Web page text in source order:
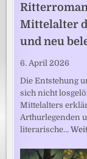
Mittelalter
und neu
6. April 2026
Die Entstehung
sich nicht
Mittelalters
Arthurlegenden
literarische…